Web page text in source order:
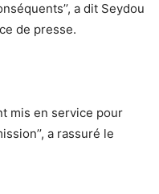
a dit Seydou
de presse.
mis en service pour
a rassuré le